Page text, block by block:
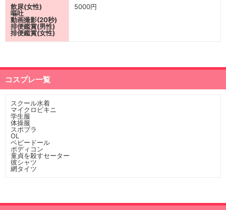
飲尿(女性)
嘔吐
動画撮影(20秒)
排便鑑賞(男性)
排便鑑賞(女性)
5000円
コスプレ一覧
スクール水着
マイクロビキニ
学生服
体操服
スポブラ
OL
ベビードール
ボディコン
童貞を殺すセーター
彼シャツ
網タイツ